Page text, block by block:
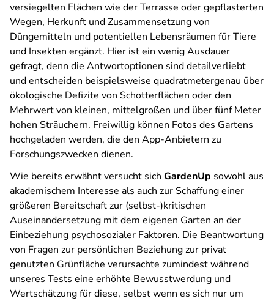
versiegelten Flächen wie der Terrasse oder gepflasterten
Wegen, Herkunft und Zusammensetzung von
Düngemitteln und potentiellen Lebensräumen für Tiere
und Insekten ergänzt. Hier ist ein wenig Ausdauer
gefragt, denn die Antwortoptionen sind detailverliebt
und entscheiden beispielsweise quadratmetergenau über
ökologische Defizite von Schotterflächen oder den
Mehrwert von kleinen, mittelgroßen und über fünf Meter
hohen Sträuchern. Freiwillig können Fotos des Gartens
hochgeladen werden, die den App-Anbietern zu
Forschungszwecken dienen.
Wie bereits erwähnt versucht sich GardenUp sowohl aus
akademischem Interesse als auch zur Schaffung einer
größeren Bereitschaft zur (selbst-)kritischen
Auseinandersetzung mit dem eigenen Garten an der
Einbeziehung psychosozialer Faktoren. Die Beantwortung
von Fragen zur persönlichen Beziehung zur privat
genutzten Grünfläche verursachte zumindest während
unseres Tests eine erhöhte Bewusstwerdung und
Wertschätzung für diese, selbst wenn es sich nur um